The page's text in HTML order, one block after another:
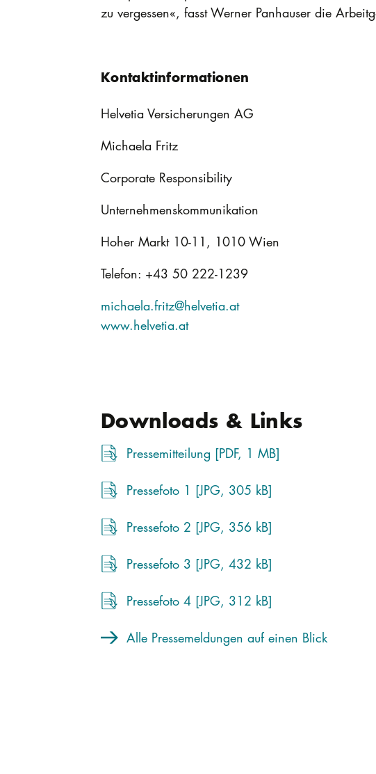
zu vergessen«, fasst Werner Panhauser die
Kontaktinformationen
Helvetia Versicherungen AG
Michaela Fritz
Corporate Responsibility
Unternehmenskommunikation
Hoher Markt 10-11, 1010 Wien
Telefon: +43 50 222-1239
michaela.fritz@helvetia.at
www.helvetia.at
Downloads & Links
Pressemitteilung [PDF, 1 MB]
Pressefoto 1 [JPG, 305 kB]
Pressefoto 2 [JPG, 356 kB]
Pressefoto 3 [JPG, 432 kB]
Pressefoto 4 [JPG, 312 kB]
Alle Pressemeldungen auf einen Blick